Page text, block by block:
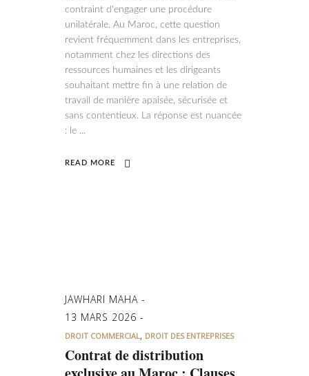
contraint d'engager une procédure
unilatérale. Au Maroc, cette question
revient fréquemment dans les entreprises,
notamment chez les directions des
ressources humaines et les dirigeants
souhaitant mettre fin à une relation de
travail de manière apaisée, sécurisée et
sans contentieux. La réponse est nuancée
: le
READ MORE
JAWHARI MAHA
13 MARS 2026
DROIT COMMERCIAL, DROIT DES ENTREPRISES
Contrat de distribution